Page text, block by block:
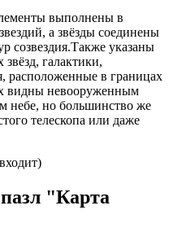
выполнены в
а звёзды соединены
созвездия.Также указаны
галактики,
расположенные в границах
видны невооруженным
небе, но большинство же
телескопа или даже
"Карта